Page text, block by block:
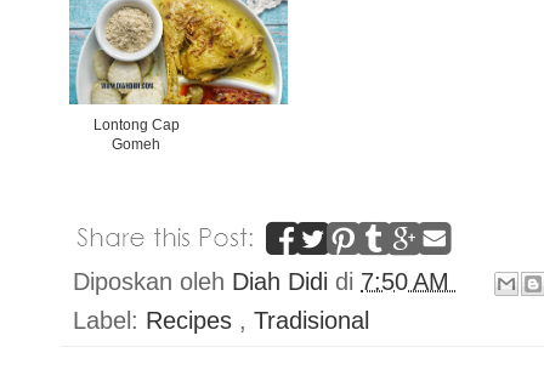
Lontong Cap
Gomeh
Diposkan oleh Diah Didi di 7:50 AM
Label: Recipes , Tradisional